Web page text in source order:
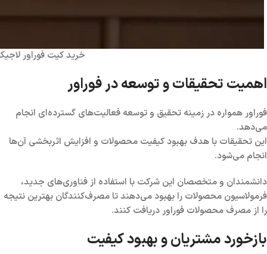
خرید کیت فوراور
اهمیت تحقیقات و توسعه در فوراور
فوراور همواره در زمینه تحقیق و توسعه فعالیت‌های گسترده‌ای انجام
می‌دهد.
این تحقیقات با هدف بهبود کیفیت محصولات و افزایش اثربخشی آن‌ها
انجام می‌شود.
دانشمندان و متخصصان این شرکت با استفاده از فناوری‌های جدید،
فرمولاسیون محصولات را بهبود می‌دهند تا مصرف‌کنندگان بهترین نتیجه
را از مصرف محصولات فوراور دریافت کنند.
بازخورد مشتریان و بهبود کیفیت